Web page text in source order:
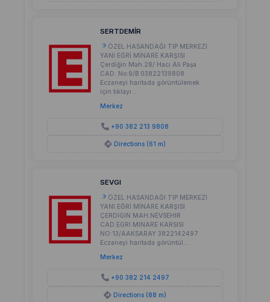
SERTDEMİR
ÖZEL HASANDAĞI TIP MERKEZİ
YANI EĞRİ MİNARE KARŞISI
Çerdiğin Mah.28/ Hacı Ali Paşa
CAD. No:9/B 03822139808
Eczaneyi haritada görüntülemek
için tıklayı...
Merkez
+90 382 213 9808
Directions (61 m)
SEVGI
ÖZEL HASANDAĞI TIP MERKEZİ
YANI EĞRİ MİNARE KARŞISI
ÇERDIGIN MAH.NEVSEHIR
CAD.EGRI MINARE KARSISI
NO:13/AAKSARAY 3822142497
Eczaneyi haritada görüntül...
Merkez
+90 382 214 2497
Directions (88 m)